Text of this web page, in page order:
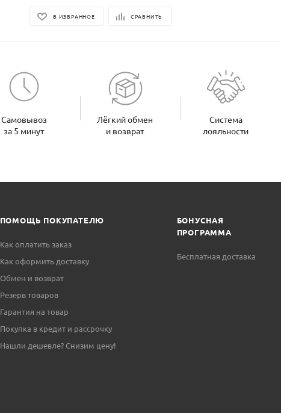
В ИЗБРАННОЕ СРАВНИТЬ
Самовывоз
за 5 минут
Лёгкий обмен
и возврат
Система
лояльности
ПОМОЩЬ ПОКУПАТЕЛЮ
Как оплатить заказ
Как оформить доставку
Обмен и возврат
Резерв товаров
Гарантия на товар
Покупка в кредит и рассрочку
Нашли дешевле? Снизим цену!
БОНУСНАЯ
ПРОГРАММА
Бесплатная доставка